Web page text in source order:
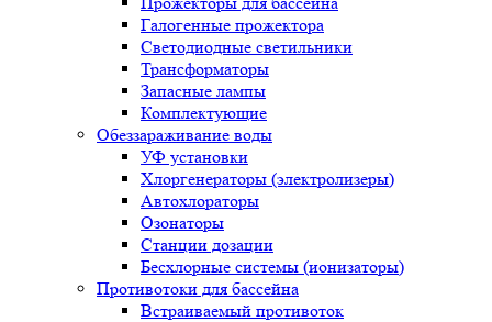
Галогенные прожектора
Светодиодные светильники
Трансформаторы
Запасные лампы
Комплектующие
Обеззараживание воды
УФ установки
Хлоргенераторы (электролизеры)
Автохлораторы
Озонаторы
Станции дозации
Бесхлорные системы (ионизаторы)
Противотоки для бассейна
Встраиваемый противоток